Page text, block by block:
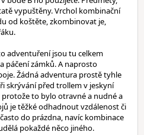
vypuštěny. Vrchol kombinační
od koštěte, zkombinovat je,
adventuření jsou tu celkem
páčení zámků. A naprosto
Žádná adventura prostě tyhle
skrývání před trollem v jeskyní
to bylo otravné a nudné a
je těžké odhadnout vzdálenost či
do prázdna, navíc kombinace
pokaždé něco jiného.